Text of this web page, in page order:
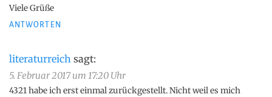
Viele Grüße
ANTWORTEN
literaturreich sagt:
5. Februar 2017 um 17:20 Uhr
4321 habe ich erst einmal zurückgestellt. Nicht weil es mich